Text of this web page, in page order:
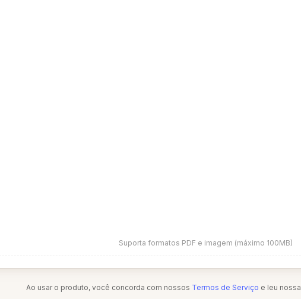
Suporta formatos PDF e imagem (máximo 100MB)
Ao usar o produto, você concorda com nossos Termos de Serviço e leu nossa